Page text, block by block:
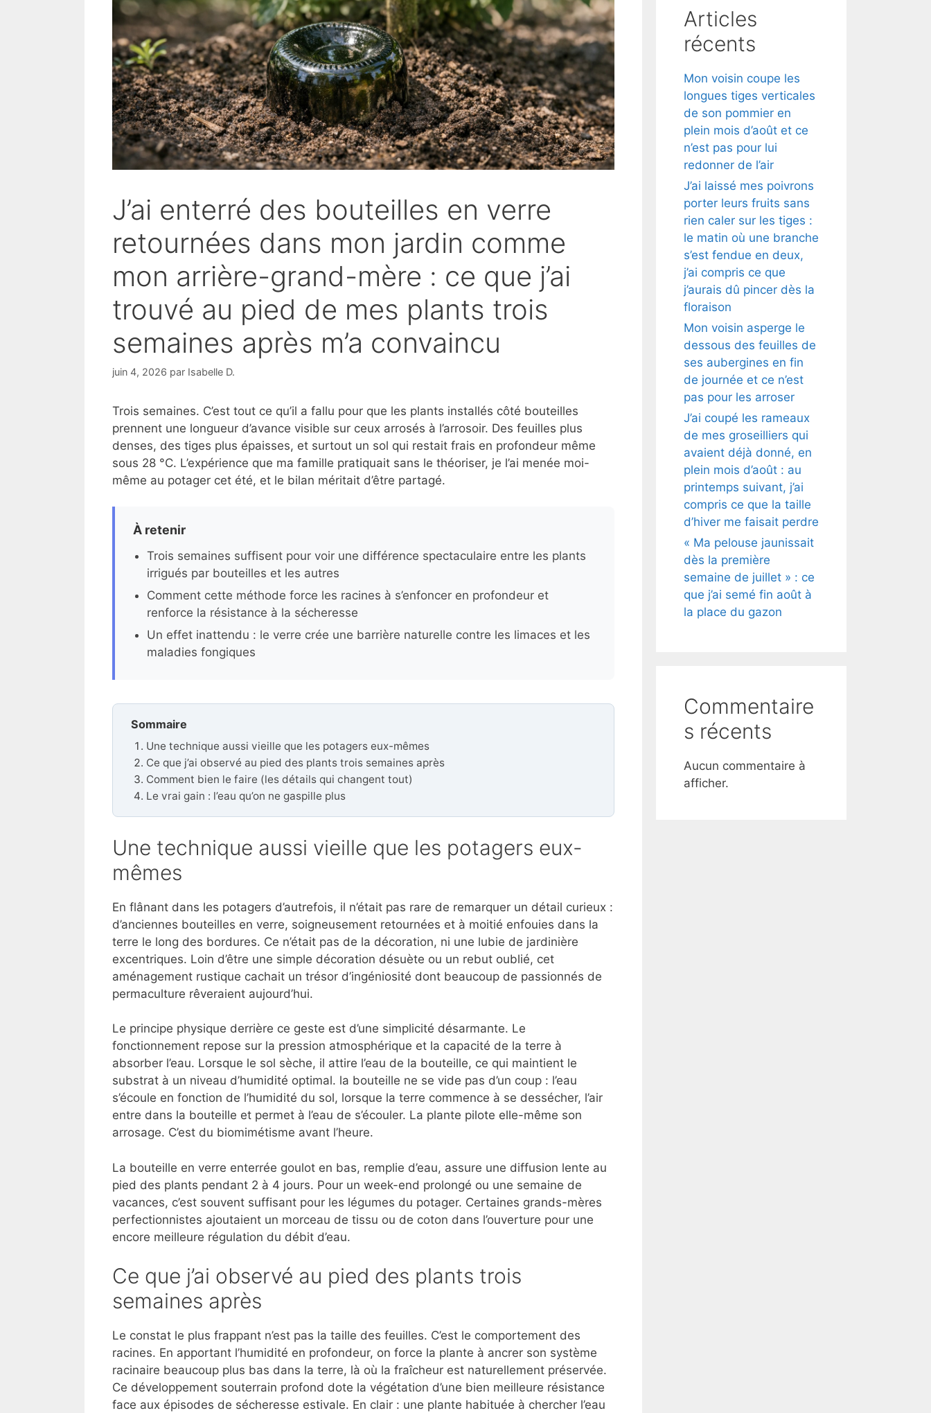
J’ai enterré des bouteilles en verre
retournées dans mon jardin comme
mon arrière-grand-mère : ce que j’ai
trouvé au pied de mes plants trois
semaines après m’a convaincu
juin 4, 2026 par Isabelle D.
Trois semaines. C’est tout ce qu’il a fallu pour que les plants installés côté bouteilles
prennent une longueur d’avance visible sur ceux arrosés à l’arrosoir. Des feuilles plus
denses, des tiges plus épaisses, et surtout un sol qui restait frais en profondeur même
sous 28 °C. L’expérience que ma famille pratiquait sans le théoriser, je l’ai menée moi-
même au potager cet été, et le bilan méritait d’être partagé.
À retenir
Trois semaines suffisent pour voir une différence spectaculaire entre les plants
irrigués par bouteilles et les autres
Comment cette méthode force les racines à s’enfoncer en profondeur et
renforce la résistance à la sécheresse
Un effet inattendu : le verre crée une barrière naturelle contre les limaces et les
maladies fongiques
Sommaire
Une technique aussi vieille que les potagers eux-mêmes
Ce que j’ai observé au pied des plants trois semaines après
Comment bien le faire (les détails qui changent tout)
Le vrai gain : l’eau qu’on ne gaspille plus
Une technique aussi vieille que les potagers eux-
mêmes
En flânant dans les potagers d’autrefois, il n’était pas rare de remarquer un détail curieux :
d’anciennes bouteilles en verre, soigneusement retournées et à moitié enfouies dans la
terre le long des bordures. Ce n’était pas de la décoration, ni une lubie de jardinière
excentriques. Loin d’être une simple décoration désuète ou un rebut oublié, cet
aménagement rustique cachait un trésor d’ingéniosité dont beaucoup de passionnés de
permaculture rêveraient aujourd’hui.
Le principe physique derrière ce geste est d’une simplicité désarmante. Le
fonctionnement repose sur la pression atmosphérique et la capacité de la terre à
absorber l’eau. Lorsque le sol sèche, il attire l’eau de la bouteille, ce qui maintient le
substrat à un niveau d’humidité optimal. la bouteille ne se vide pas d’un coup : l’eau
s’écoule en fonction de l’humidité du sol, lorsque la terre commence à se dessécher, l’air
entre dans la bouteille et permet à l’eau de s’écouler. La plante pilote elle-même son
arrosage. C’est du biomimétisme avant l’heure.
La bouteille en verre enterrée goulot en bas, remplie d’eau, assure une diffusion lente au
pied des plants pendant 2 à 4 jours. Pour un week-end prolongé ou une semaine de
vacances, c’est souvent suffisant pour les légumes du potager. Certaines grands-mères
perfectionnistes ajoutaient un morceau de tissu ou de coton dans l’ouverture pour une
encore meilleure régulation du débit d’eau.
Ce que j’ai observé au pied des plants trois
semaines après
Le constat le plus frappant n’est pas la taille des feuilles. C’est le comportement des
racines. En apportant l’humidité en profondeur, on force la plante à ancrer son système
racinaire beaucoup plus bas dans la terre, là où la fraîcheur est naturellement préservée.
Ce développement souterrain profond dote la végétation d’une bien meilleure résistance
face aux épisodes de sécheresse estivale. En clair : une plante habituée à chercher l’eau
Articles
récents
Mon voisin coupe les
longues tiges verticales
de son pommier en
plein mois d’août et ce
n’est pas pour lui
redonner de l’air
J’ai laissé mes poivrons
porter leurs fruits sans
rien caler sur les tiges :
le matin où une branche
s’est fendue en deux,
j’ai compris ce que
j’aurais dû pincer dès la
floraison
Mon voisin asperge le
dessous des feuilles de
ses aubergines en fin
de journée et ce n’est
pas pour les arroser
J’ai coupé les rameaux
de mes groseilliers qui
avaient déjà donné, en
plein mois d’août : au
printemps suivant, j’ai
compris ce que la taille
d’hiver me faisait perdre
« Ma pelouse jaunissait
dès la première
semaine de juillet » : ce
que j’ai semé fin août à
la place du gazon
Commentaire
s récents
Aucun commentaire à
afficher.